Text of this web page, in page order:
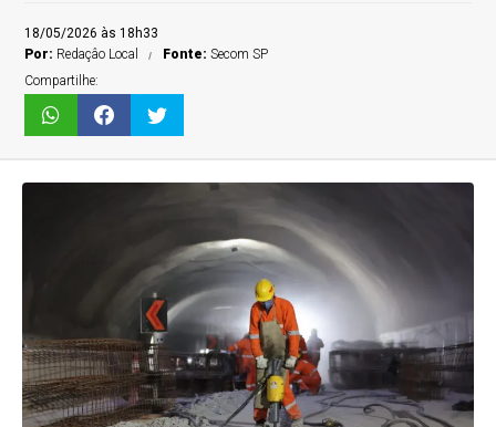
18/05/2026 às 18h33
Por: Redaçâo Local Fonte:Secom SP
Compartilhe: